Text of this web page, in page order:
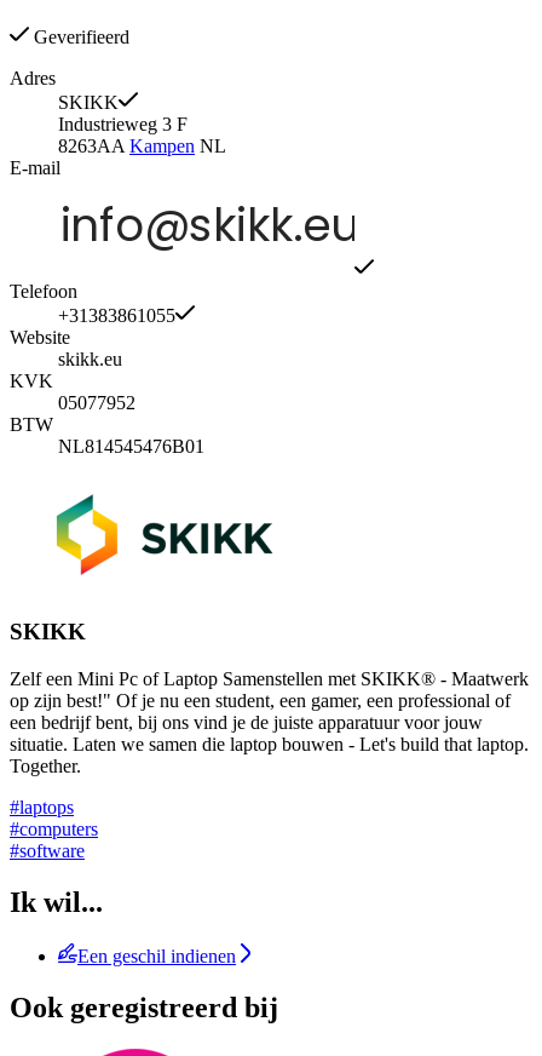
Geverifieerd
Adres
SKIKK
Industrieweg 3 F
8263AA Kampen NL
E-mail
Telefoon
+31383861055
Website
skikk.eu
KVK
05077952
BTW
NL814545476B01
SKIKK
Zelf een Mini Pc of Laptop Samenstellen met SKIKK® - Maatwerk
op zijn best!" Of je nu een student, een gamer, een professional of
een bedrijf bent, bij ons vind je de juiste apparatuur voor jouw
situatie. Laten we samen die laptop bouwen - Let's build that laptop.
Together.
#laptops
#computers
#software
Ik wil...
Een geschil indienen
Ook geregistreerd bij